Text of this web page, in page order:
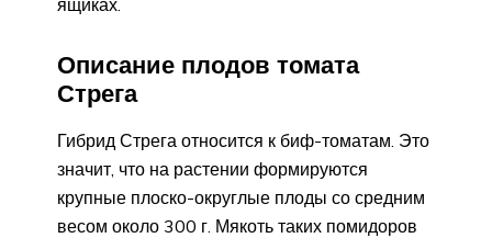
ящиках.
Описание плодов томата
Стрега
Гибрид Стрега относится к биф-томатам. Это
значит, что на растении формируются
крупные плоско-округлые плоды со средним
весом около 300 г. Мякоть таких помидоров